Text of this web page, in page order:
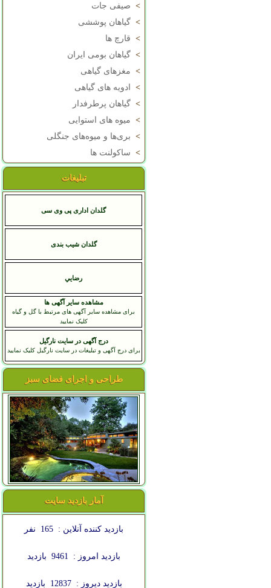
> صیفی جات
> گیاهان پوششی
> قارچ ها
> گیاهان بومی ایران
> مغزهای گیاهی
>
ادویه های گیاهی
> گیاهان پرطرفدار
> میوه های استوایی
> بری‌ها و میوه‌های جنگلی
> ساکولنت ها
تبلیغات
گلدان اداری پی وی سی
گلدان شیب بندی
رضايي
مشاهده سایر آگهی ها
برای مشاهده سایر آگهی های مرتبط با گل و گیاه
کلیک نمایید
درج آگهی در سایت نارگیل
برای درج آگهی و تبلیغات در سایت نارگیل کلیک نمایید
طراحی و اجرای فضای سبز
آمار بازدید سایت
بازدید کننده آنلاین : 165 نفر
بازدید امروز : 9461 بازدید
بازدید دیروز : 12837 بازدید